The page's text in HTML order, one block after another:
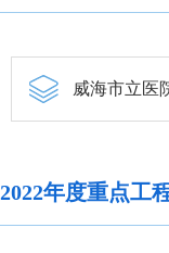
威海市立医
2022年度重点工